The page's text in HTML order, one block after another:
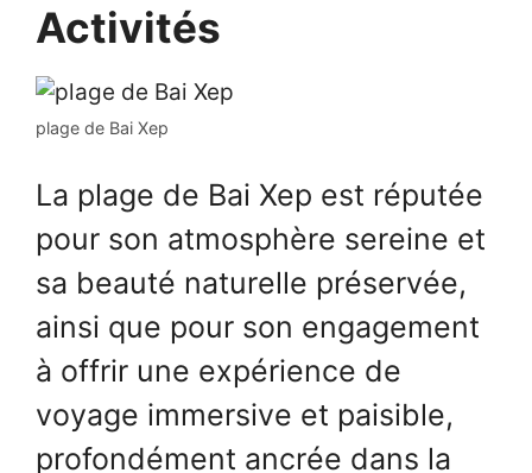
Activités
plage de Bai Xep
La plage de Bai Xep est réputée
pour son atmosphère sereine et
sa beauté naturelle préservée,
ainsi que pour son engagement
à offrir une expérience de
voyage immersive et paisible,
profondément ancrée dans la